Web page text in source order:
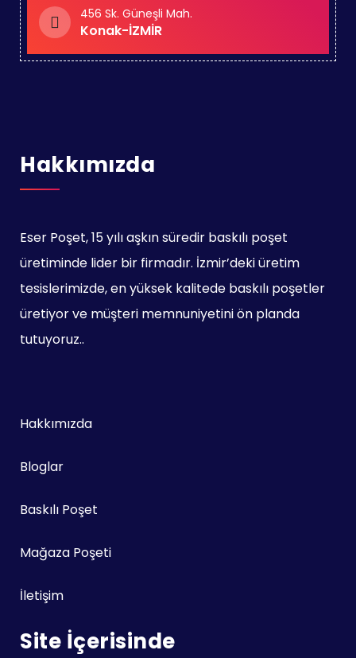
456 Sk. Güneşli Mah.
Konak-İZMİR
Hakkımızda
Eser Poşet, 15 yılı aşkın süredir baskılı poşet
üretiminde lider bir firmadır. İzmir’deki üretim
tesislerimizde, en yüksek kalitede baskılı poşetler
üretiyor ve müşteri memnuniyetini ön planda
tutuyoruz..
Hakkımızda
Bloglar
Baskılı Poşet
Mağaza Poşeti
İletişim
Site İçerisinde